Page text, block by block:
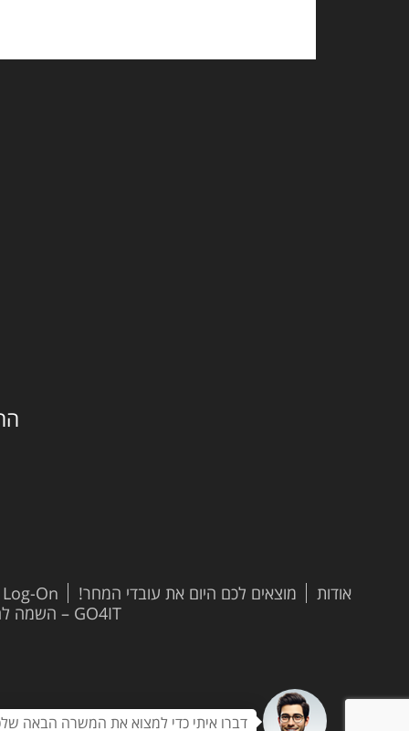
אודות מוצאים לכם היום את עובדי המחר! On
GO4IT – השמה להייטק
דברו איתי כדי למצוא את המשרה הבאה